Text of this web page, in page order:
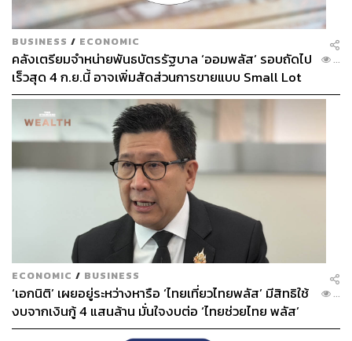
BUSINESS / ECONOMIC
คลังเตรียมจำหน่ายพันธบัตรรัฐบาล ‘ออมพลัส’ รอบถัดไป
เร็วสุด 4 ก.ย.นี้ อาจเพิ่มสัดส่วนการขายแบบ Small Lot
First มากขึ้น
...
ECONOMIC / BUSINESS
‘เอกนิติ’ เผยอยู่ระหว่างหารือ ‘ไทยเที่ยวไทยพลัส’ มีสิทธิใช้
งบจากเงินกู้ 4 แสนล้าน มั่นใจงบต่อ ‘ไทยช่วยไทย พลัส’
เฟส 2 มีเพียงพอ
...